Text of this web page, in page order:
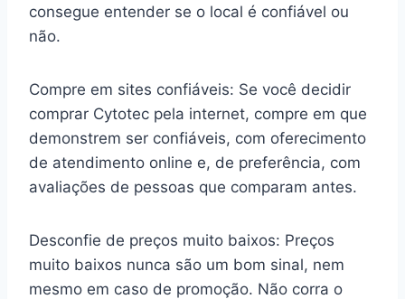
consegue entender se o local é confiável ou
não.
Compre em sites confiáveis: Se você decidir
comprar Cytotec pela internet, compre em que
demonstrem ser confiáveis, com oferecimento
de atendimento online e, de preferência, com
avaliações de pessoas que comparam antes.
Desconfie de preços muito baixos: Preços
muito baixos nunca são um bom sinal, nem
mesmo em caso de promoção. Não corra o